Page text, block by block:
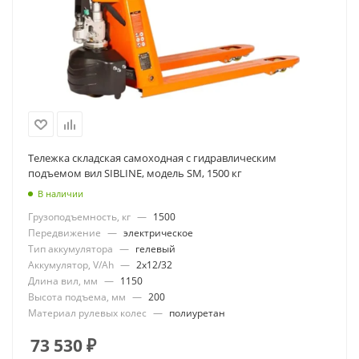
Тележка складская самоходная c гидравлическим
подъемом вил SIBLINE, модель SM, 1500 кг
В наличии
Грузоподъемность, кг — 1500
Передвижение — электрическое
Тип аккумулятора — гелевый
Аккумулятор, V/Ah — 2x12/32
Длина вил, мм — 1150
Высота подъема, мм — 200
Материал рулевых колес — полиуретан
73 530₽